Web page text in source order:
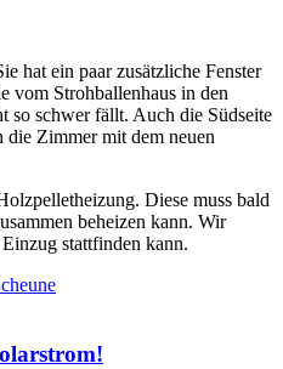
hat ein paar zusätzliche Fenster
vom Strohballenhaus in den
so schwer fällt. Auch die Südseite
die Zimmer mit dem neuen
Diese muss bald
beheizen kann. Wir
stattfinden kann.